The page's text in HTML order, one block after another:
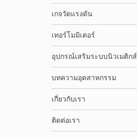
เกจวัดแรงดัน
เทอร์โมมิเตอร์
อุปกรณ์เสริมระบบนิวเมติกส์
บทความอุตสาหกรรม
เกี่ยวกับเรา
ติดต่อเรา